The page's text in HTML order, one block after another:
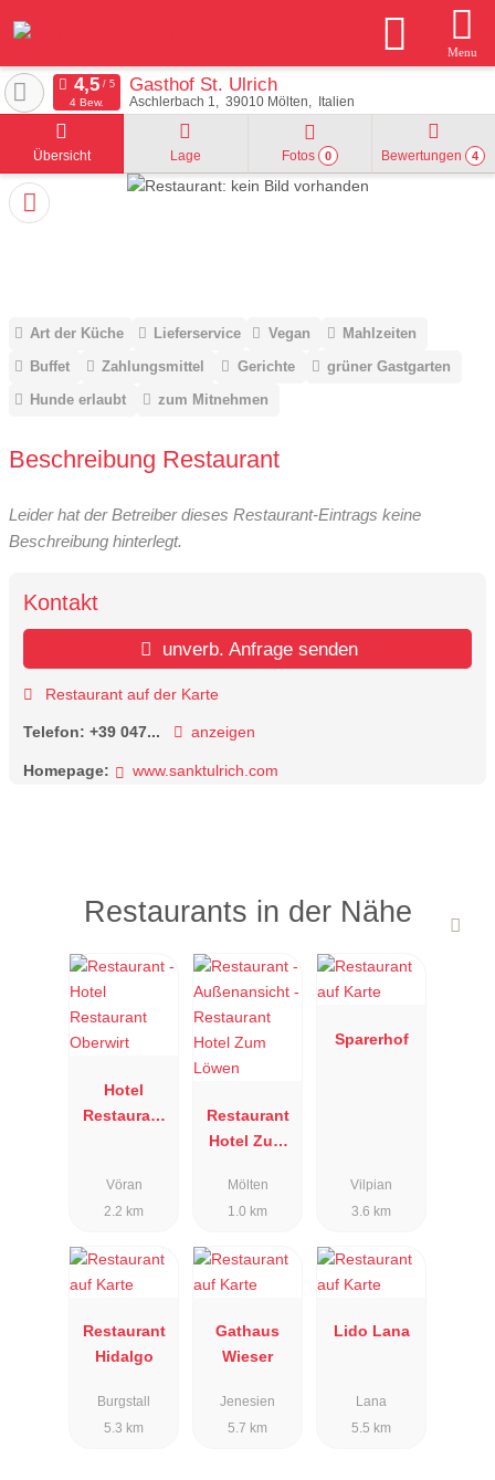
Menu
Gasthof St. Ulrich
Aschlerbach 1 39010 Mölten Italien
4 Bew.
Übersicht Lage Fotos 0 Bewertungen 4
Art der Küche Lieferservice Vegan
Mahlzeiten
Buffet
Zahlungsmittel Gerichte
grüner Gastgarten
Hunde erlaubt
zum Mitnehmen
Beschreibung Restaurant
Leider hat der Betreiber dieses Restaurant-Eintrags keine
Beschreibung hinterlegt.
Kontakt
unverb. Anfrage senden
Restaurant auf der Karte
Telefon: +39 047... anzeigen
Homepage: www.sanktulrich.com
Restaurants in der Nähe
Hotel
Restaurant
Vöran
2.2 km
Restaurant
Hotel Zum
Mölten
1.0 km
Sparerhof
Vilpian
3.6 km
Restaurant
Hidalgo
Burgstall
5.3 km
Gathaus
Wieser
Jenesien
5.7 km
Lido Lana
Lana
5.5 km